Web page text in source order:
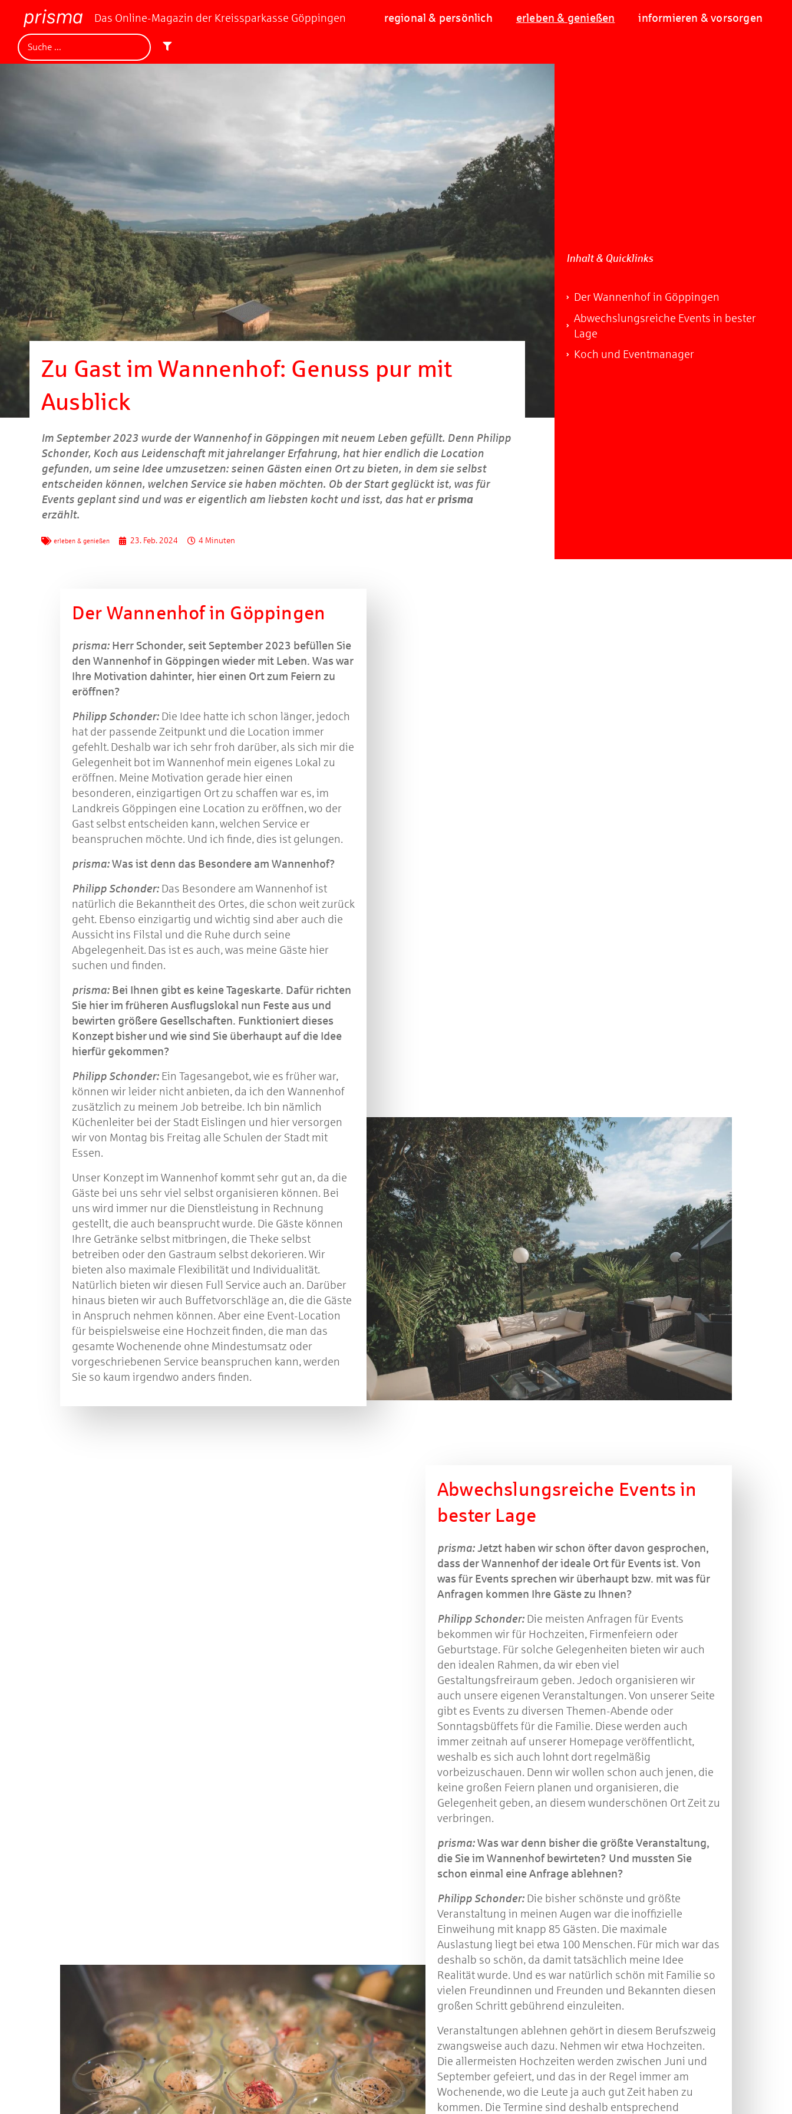
Das Online-Magazin der Kreissparkasse Göppingen regional & persönlich erleben & genießen informieren & vorsorgen
Zu Gast im Wannenhof: Genuss pur mit
Ausblick
Im September 2023 wurde der Wannenhof in Göppingen mit neuem Leben gefüllt. Denn Philipp
Schonder, Koch aus Leidenschaft mit jahrelanger Erfahrung, hat hier endlich die Location
gefunden, um seine Idee umzusetzen: seinen Gästen einen Ort zu bieten, in dem sie selbst
entscheiden können, welchen Service sie haben möchten. Ob der Start geglückt ist, was für
Events geplant sind und was er eigentlich am liebsten kocht und isst, das hat erprisma
erzählt.
erleben & genießen 23. Feb. 2024 4 Minuten
Inhalt & Quicklinks
Der Wannenhof in Göppingen
Abwechslungsreiche Events in bester
Lage
Koch und Eventmanager
Der Wannenhof in Göppingen
prisma: Herr Schonder, seit September 2023 befüllen Sie
den Wannenhof in Göppingen wieder mit Leben. Was war
Ihre Motivation dahinter, hier einen Ort zum Feiern zu
eröffnen?
Philipp Schonder: Die Idee hatte ich schon länger, jedoch
hat der passende Zeitpunkt und die Location immer
gefehlt. Deshalb war ich sehr froh darüber, als sich mir die
Gelegenheit bot im Wannenhof mein eigenes Lokal zu
eröffnen. Meine Motivation gerade hier einen
besonderen, einzigartigen Ort zu schaffen war es, im
Landkreis Göppingen eine Location zu eröffnen, wo der
Gast selbst entscheiden kann, welchen Service er
beanspruchen möchte. Und ich finde, dies ist gelungen.
prisma:Was ist denn das Besondere am Wannenhof?
Philipp Schonder: Das Besondere am Wannenhof ist
natürlich die Bekanntheit des Ortes, die schon weit zurück
geht. Ebenso einzigartig und wichtig sind aber auch die
Aussicht ins Filstal und die Ruhe durch seine
Abgelegenheit. Das ist es auch, was meine Gäste hier
suchen und finden.
prisma: Bei Ihnen gibt es keine Tageskarte. Dafür richten
Sie hier im früheren Ausflugslokal nun Feste aus und
bewirten größere Gesellschaften. Funktioniert dieses
Konzept bisherund wie sind Sie überhaupt auf die Idee
hierfür gekommen?
Philipp Schonder: Ein Tagesangebot, wie es früher war,
können wir leider nicht anbieten, da ich den Wannenhof
zusätzlich zu meinem Job betreibe. Ich bin nämlich
Küchenleiter bei der Stadt Eislingen und hier versorgen
wir von Montag bis Freitag alle Schulen der Stadt mit
Essen.
Unser Konzept im Wannenhof kommt sehr gut an, da die
Gäste bei uns sehr viel selbst organisieren können. Bei
uns wird immer nur die Dienstleistung in Rechnung
gestellt, die auch beansprucht wurde. Die Gäste können
Ihre Getränke selbst mitbringen, die Theke selbst
betreiben oder den Gastraum selbst dekorieren. Wir
bieten also maximale Flexibilität und Individualität.
Natürlich bieten wir diesen Full Service auch an. Darüber
hinaus bieten wir auch Buffetvorschläge an, die die Gäste
in Anspruch nehmen können. Aber eine Event-Location
für beispielsweise eine Hochzeit finden, die man das
gesamte Wochenende ohne Mindestumsatz oder
vorgeschriebenen Service beanspruchen kann, werden
Sie so kaum irgendwo anders finden.
Abwechslungsreiche Events in
bester Lage
prisma:Jetzt haben wir schon öfter davon gesprochen,
dass der Wannenhof der ideale Ort für Events ist. Von
was für Events sprechen wir überhaupt bzw. mit was für
Anfragen kommen Ihre Gäste zu Ihnen?
Philipp Schonder: Die meisten Anfragen für Events
bekommen wir für Hochzeiten, Firmenfeiern oder
Geburtstage. Für solche Gelegenheiten bieten wir auch
den idealen Rahmen, da wir eben viel
Gestaltungsfreiraum geben. Jedoch organisieren wir
auch unsere eigenen Veranstaltungen. Von unserer Seite
gibt es Events zu diversen Themen-Abende oder
Sonntagsbüffets für die Familie. Diese werden auch
immer zeitnah auf unserer Homepage veröffentlicht,
weshalb es sich auch lohnt dort regelmäßig
vorbeizuschauen. Denn wir wollen schon auch jenen, die
keine großen Feiern planen und organisieren, die
Gelegenheit geben, an diesem wunderschönen Ort Zeit zu
verbringen.
prisma:Was war denn bisher die größte Veranstaltung,
die Sie im Wannenhof bewirteten? Und mussten Sie
schon einmal eine Anfrage ablehnen?
Philipp Schonder: Die bisher schönste und größte
Veranstaltung in meinen Augen war die inoffizielle
Einweihung mit knapp 85 Gästen. Die maximale
Auslastung liegt bei etwa 100 Menschen. Für mich war das
deshalb so schön, da damit tatsächlich meine Idee
Realität wurde. Und es war natürlich schön mit Familie so
vielen Freundinnen und Freunden und Bekannten diesen
großen Schritt gebührend einzuleiten.
Veranstaltungen ablehnen gehört in diesem Berufszweig
zwangsweise auch dazu. Nehmen wir etwa Hochzeiten.
Die allermeisten Hochzeiten werden zwischen Juni und
September gefeiert, und das in der Regel immer am
Wochenende, wo die Leute ja auch gut Zeit haben zu
kommen. Die Termine sind deshalb entsprechend